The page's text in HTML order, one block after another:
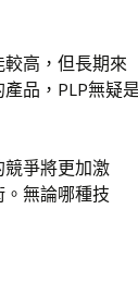
高，但長期來
品，PLP無疑是
爭將更加激
無論哪種技